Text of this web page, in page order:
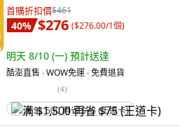
首購折扣價$461
40% $276 ($276.00/1個)
明天 8/10 (一) 預計送達
酷澎直售 ∙ WOW免運 ∙ 免費退貨
(4)
满 $1,500 再省 $75 (王道卡)